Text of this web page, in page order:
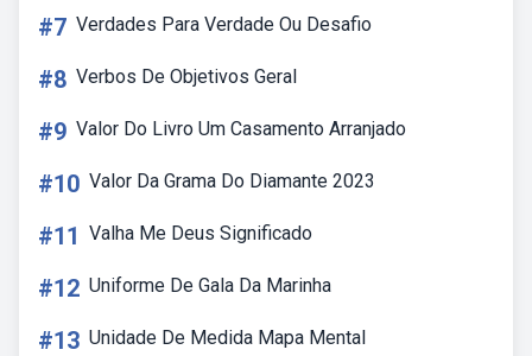
#7 Verdades Para Verdade Ou Desafio
#8 Verbos De Objetivos Geral
#9 Valor Do Livro Um Casamento Arranjado
#10 Valor Da Grama Do Diamante 2023
#11 Valha Me Deus Significado
#12 Uniforme De Gala Da Marinha
#13 Unidade De Medida Mapa Mental